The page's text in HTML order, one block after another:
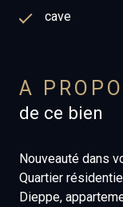
cave
A
de ce bien
Nouveauté dans
Quartier
Dieppe,